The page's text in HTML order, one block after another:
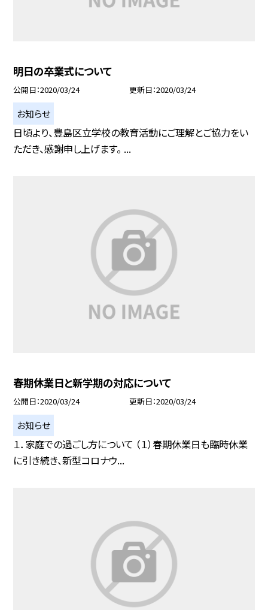
明日の卒業式について
公開日 2020/03/24 更新日 2020/03/24
お知らせ
日頃より、豊島区立学校の教育活動にご理解とご協力をい
ただき、感謝申し上げます。 ...
春期休業日と新学期の対応について
公開日 2020/03/24 更新日 2020/03/24
お知らせ
１．家庭での過ごし方について （１）春期休業日も臨時休業
に引き続き、新型コロナウ...